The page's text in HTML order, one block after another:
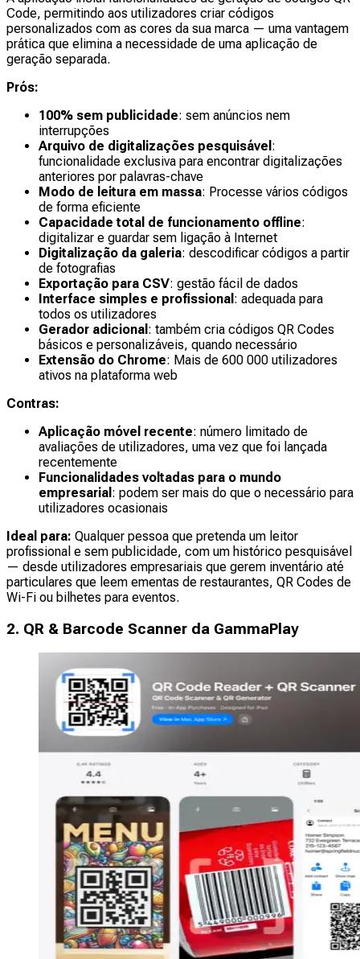
Code, permitindo aos utilizadores criar códigos
personalizados com as cores da sua marca — uma vantagem
prática que elimina a necessidade de uma aplicação de
geração separada.
Prós:
100% sem publicidade: sem anúncios nem
interrupções
Arquivo de digitalizações pesquisável :
funcionalidade exclusiva para encontrar digitalizações
anteriores por palavras-chave
Modo de leitura em massa: Processe vários códigos
de forma eficiente
Capacidade total de funcionamento offline:
digitalizar e guardar sem ligação à Internet
Digitalização da galeria: descodificar códigos a partir
de fotografias
Exportação para CSV: gestão fácil de dados
Interface simples e profissional : adequada para
todos os utilizadores
Gerador adicional : também cria códigos QR Codes
básicos e personalizáveis, quando necessário
Extensão do Chrome: Mais de 600 000 utilizadores
ativos na plataforma web
Contras:
Aplicação móvel recente: número limitado de
avaliações de utilizadores, uma vez que foi lançada
recentemente
Funcionalidades voltadas para o mundo
empresarial : podem ser mais do que o necessário para
utilizadores ocasionais
Ideal para: Qualquer pessoa que pretenda um leitor
profissional e sem publicidade, com um histórico pesquisável
— desde utilizadores empresariais que gerem inventário até
particulares que leem ementas de restaurantes, QR Codes de
Wi-Fi ou bilhetes para eventos.
2. QR & Barcode Scanner da GammaPlay